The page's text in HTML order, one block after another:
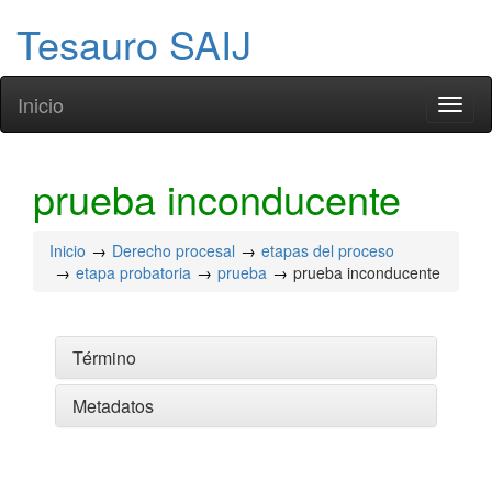
Tesauro SAIJ
Inicio
prueba inconducente
Inicio Derecho procesal
etapas del proceso
etapa probatoria
prueba prueba inconducente
Término
Metadatos